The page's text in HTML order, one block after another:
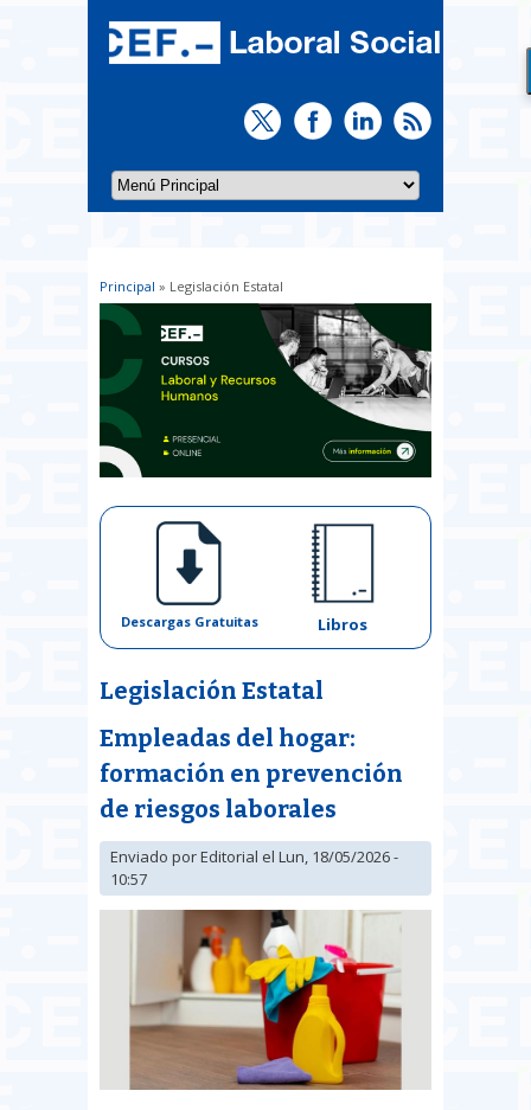
Usted está aquí
Principal » Legislación Estatal
Descargas Gratuitas Libros
Legislación Estatal
Empleadas del hogar:
formación en prevención
de riesgos laborales
Enviado porEditorial el Lun, 18/05/2026 -
10:57